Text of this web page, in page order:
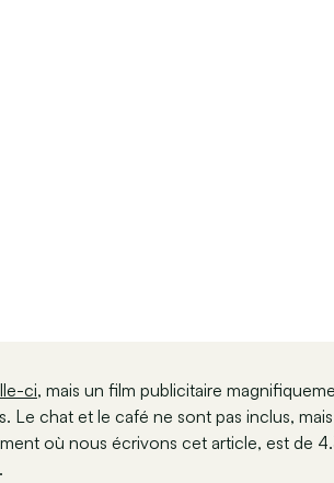
ci, mais un film publicitaire
Le chat et le café ne sont pas inclus,
où nous écrivons cet article, est de